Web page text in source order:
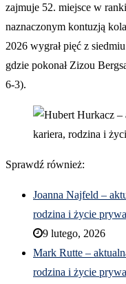
zajmuje 52. miejsce w
naznaczonym kontuzją
2026 wygrał pięć z
gdzie pokonał Zizou
6-3).
Sprawdź również:
Joanna Najfeld –
rodzina i życie
9 lutego, 2026
Mark Rutte –
rodzina i życie